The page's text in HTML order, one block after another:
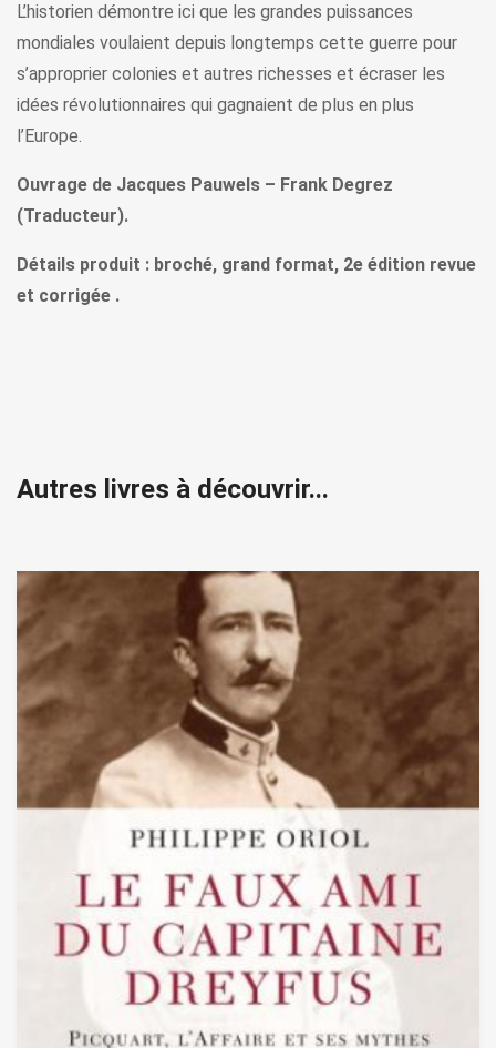
L’historien démontre ici que les grandes puissances
mondiales voulaient depuis longtemps cette guerre pour
s’approprier colonies et autres richesses et écraser les
idées révolutionnaires qui gagnaient de plus en plus
l’Europe.
Ouvrage de Jacques Pauwels – Frank Degrez
(Traducteur).
Détails produit : broché, grand format, 2e édition revue
et corrigée .
Autres livres à découvrir...